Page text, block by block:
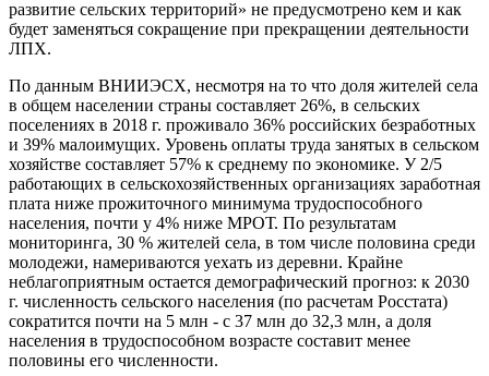
развитие сельских территорий» не предусмотрено кем и как
будет заменяться сокращение при прекращении деятельности
ЛПХ.
По данным ВНИИЭСХ, несмотря на то что доля жителей села
в общем населении страны составляет 26%, в сельских
поселениях в 2018 г. проживало 36% российских безработных
и 39% малоимущих. Уровень оплаты труда занятых в сельском
хозяйстве составляет 57% к среднему по экономике. У 2/5
работающих в сельскохозяйственных организациях заработная
плата ниже прожиточного минимума трудоспособного
населения, почти у 4% ниже МРОТ. По результатам
мониторинга, 30 % жителей села, в том числе половина среди
молодежи, намериваются уехать из деревни. Крайне
неблагоприятным остается демографический прогноз: к 2030
г. численность сельского населения (по расчетам Росстата)
сократится почти на 5 млн - с 37 млн до 32,3 млн, а доля
населения в трудоспособном возрасте составит менее
половины его численности.